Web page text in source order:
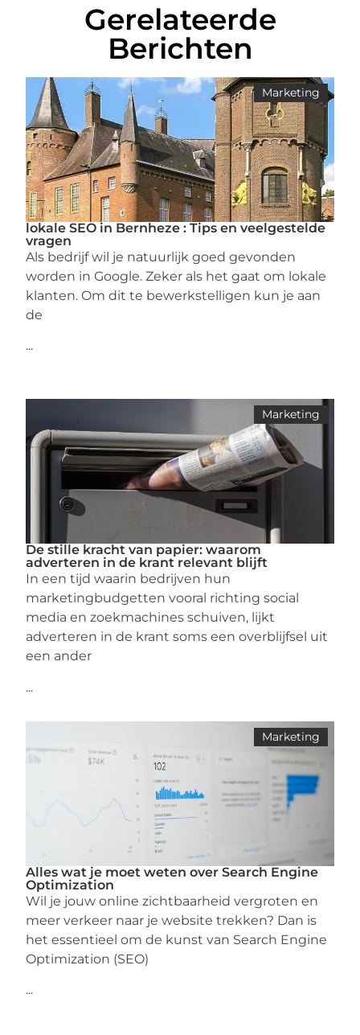
Gerelateerde
Berichten
Marketing
lokale SEO in Bernheze : Tips en veelgestelde
vragen
Als bedrijf wil je natuurlijk goed gevonden
worden in Google. Zeker als het gaat om lokale
klanten. Om dit te bewerkstelligen kun je aan
de
...
Marketing
De stille kracht van papier: waarom
adverteren in de krant relevant blijft
In een tijd waarin bedrijven hun
marketingbudgetten vooral richting social
media en zoekmachines schuiven, lijkt
adverteren in de krant soms een overblijfsel uit
een ander
...
Marketing
Alles wat je moet weten over Search Engine
Optimization
Wil je jouw online zichtbaarheid vergroten en
meer verkeer naar je website trekken? Dan is
het essentieel om de kunst van Search Engine
Optimization (SEO)
...